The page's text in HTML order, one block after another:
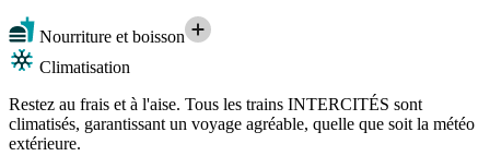
Nourriture et boisson
Climatisation
Restez au frais et à l'aise. Tous les trains INTERCITÉS sont
climatisés, garantissant un voyage agréable, quelle que soit la météo
extérieure.